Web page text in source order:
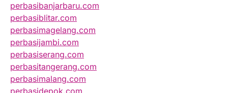
perbasibanjarbaru.com
perbasiblitar.com
perbasimagelang.com
perbasijambi.com
perbasiserang.com
perbasitangerang.com
perbasimalang.com